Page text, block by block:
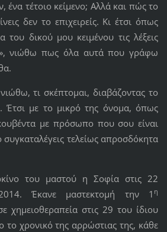
ένα τέτοιο κείμενο; Αλλά και πώς το
δεν το επιχειρείς. Κι έτσι όπως
του δικού μου κειμένου τις λέξεις
νιώθω πως όλα αυτά που γράφω
τι σκέπτομαι, διαβάζοντας το
Έτσι με το μικρό της όνομα, όπως
με πρόσωπο που σου είναι
τελείως απροσδόκητα
του μαστού η Σοφία στις 22
Έκανε μαστεκτομή την 1 η
χημειοθεραπεία στις 29 του ίδιου
το χρονικό της αρρώστιας της, κάθε